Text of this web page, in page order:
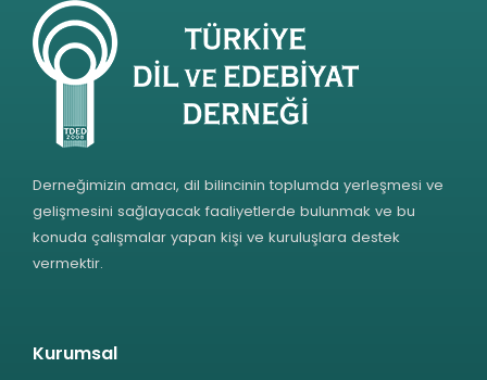
Derneğimizin amacı, dil bilincinin toplumda yerleşmesi ve
gelişmesini sağlayacak faaliyetlerde bulunmak ve bu
konuda çalışmalar yapan kişi ve kuruluşlara destek
vermektir.
Kurumsal